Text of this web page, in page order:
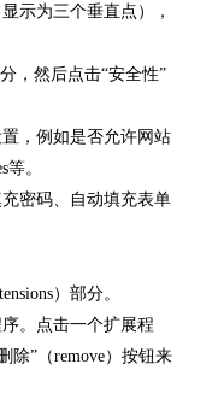
示为三个垂直点），
，然后点击“安全性”
，例如是否允许网站
。
密码、自动填充表单
）部分。
。点击一个扩展程
除”（remove）按钮来